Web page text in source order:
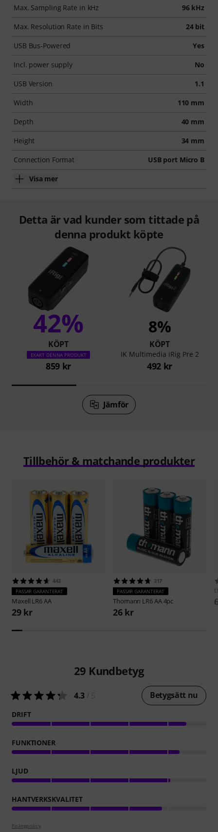
Max. Sampling Rate in kHz 96 kHz
Max. Resolution Rate in Bits 24 bit
USB Bus-Powered Yes
Incl. power supply No
USB Version 1.1
Width 110 mm
Depth 40 mm
Height 34 mm
Connection Format USB port Micro B
Visa mer
Detta är vad kunder som tittade på
denna produkt köpte
42%
KÖPT
EXAKT DENNA PRODUKT
859 kr
8%
KÖPT
IK Multimedia iRig Pre 2
492 kr
Jämför
Tillbehör & matchande produkter
443
PASSAR GARANTERAT
Maxell LR6 AA
29 kr
317
PASSAR GARANTERAT
Thomann LR6 AA 4pc
26 kr
29 Kundbetyg
4.3 Betygsätt nu
DRIFT
FUNKTIONER
LJUD
HANTVERKSKVALITET
Poängpolicy